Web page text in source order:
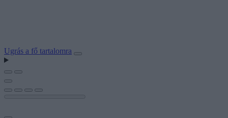
Ugrás a fő tartalomra